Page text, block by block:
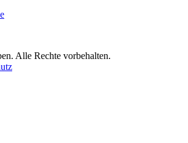
Alle Rechte vorbehalten.